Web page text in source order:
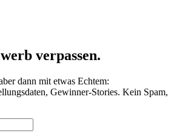
verpassen.
dann mit etwas Echtem:
Gewinner-Stories. Kein Spam,